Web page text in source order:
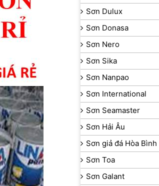
Sơn Dulux
Sơn Donasa
Sơn Nero
Sơn Sika
Sơn Nanpao
Sơn International
Sơn Seamaster
Sơn Hải Âu
Sơn giả đá Hòa Bình
Sơn Toa
Sơn Galant